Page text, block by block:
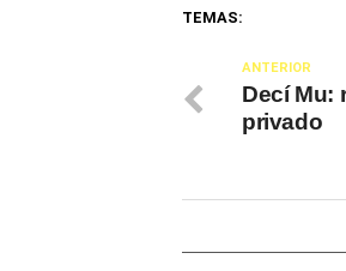
TEMAS:
ANTERIOR
Decí Mu:
privado